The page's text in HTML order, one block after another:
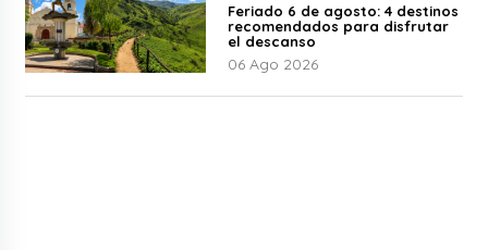
Feriado 6 de agosto: 4 destinos
recomendados para disfrutar
el descanso
06 Ago 2026